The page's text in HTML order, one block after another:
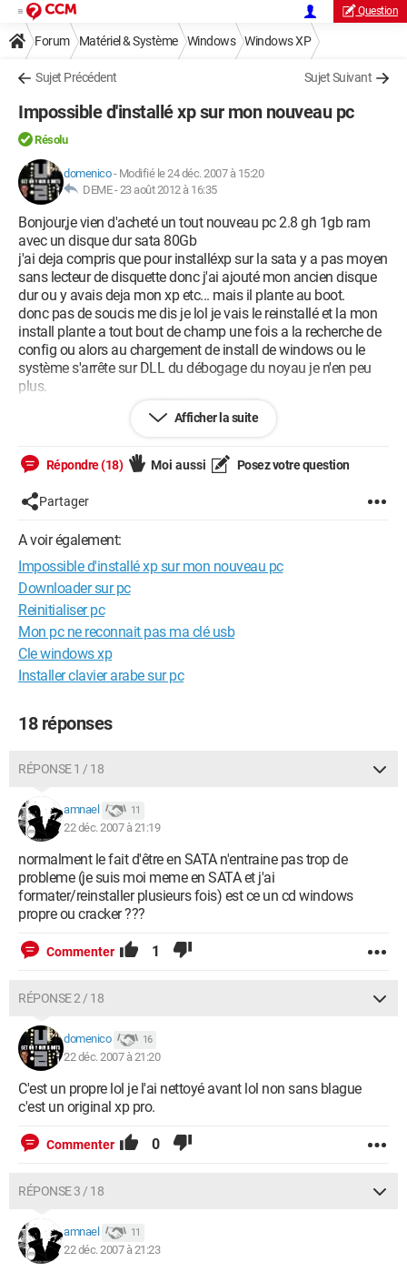
Question
Forum Matériel & Système Windows Windows XP
Sujet Précédent Sujet Suivant
Impossible d'installé xp sur mon nouveau pc
Résolu
domenico- Modifié le 24 déc. 2007 à 15:20
DEME -23 août 2012 à 16:35
Bonjour,je vien d'acheté un tout nouveau pc 2.8 gh 1gb ram
avec un disque dur sata 80Gb
j'ai deja compris que pour installéxp sur la sata y a pas moyen
sans lecteur de disquette donc j'ai ajouté mon ancien disque
dur ou y avais deja mon xp etc... mais il plante au boot.
donc pas de soucis me dis je lol je vais le reinstallé et la mon
install plante a tout bout de champ une fois a la recherche de
config ou alors au chargement de install de windows ou le
système s'arrête sur DLL du débogage du noyau je n'en peu
plus.
Quelqu'un aurais une solution pour moi?
Internet Explorer 7.0
Afficher la suite
Répondre (18) Moi aussi Posez votre question
Partager
A voir également:
Impossible d'installé xp sur mon nouveau pc
Downloader sur pc
Reinitialiser pc
Mon pc ne reconnait pas ma clé usb
Cle windows xp
Installer clavier arabe sur pc
18 réponses
RÉPONSE 1 / 18
amnael 11
22 déc. 2007 à 21:19
normalment le fait d'être en SATA n'entraine pas trop de
probleme (je suis moi meme en SATA et j'ai
formater/reinstaller plusieurs fois) est ce un cd windows
propre ou cracker ???
Commenter 1
RÉPONSE 2 / 18
domenico 16
22 déc. 2007 à 21:20
C'est un propre lol je l'ai nettoyé avant lol non sans blague
c'est un original xp pro.
Commenter 0
RÉPONSE 3 / 18
amnael 11
22 déc. 2007 à 21:23